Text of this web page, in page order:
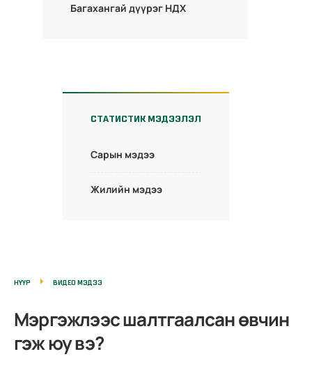
Багахангай дүүрэг НДХ
СТАТИСТИК МЭДЭЭЛЭЛ
Сарын мэдээ
Жилийн мэдээ
НҮҮР ВИДЕО МЭДЭЭ
Мэргэжлээс шалтгаалсан өвчин
гэж юу вэ?